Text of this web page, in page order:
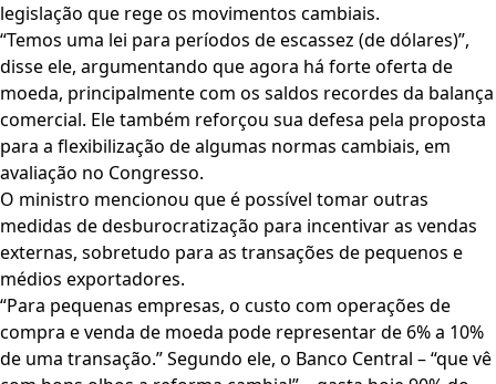
legislação que rege os movimentos cambiais.
“Temos uma lei para períodos de escassez (de dólares)”,
disse ele, argumentando que agora há forte oferta de
moeda, principalmente com os saldos recordes da balança
comercial. Ele também reforçou sua defesa pela proposta
para a flexibilização de algumas normas cambiais, em
avaliação no Congresso.
O ministro mencionou que é possível tomar outras
medidas de desburocratização para incentivar as vendas
externas, sobretudo para as transações de pequenos e
médios exportadores.
“Para pequenas empresas, o custo com operações de
compra e venda de moeda pode representar de 6% a 10%
de uma transação.” Segundo ele, o Banco Central – “que vê